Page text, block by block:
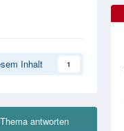
Inhalt 1
antworten